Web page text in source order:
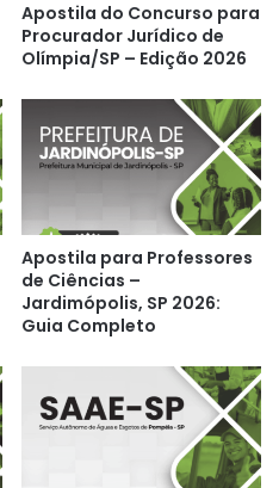
Apostila do Concurso para
Procurador Jurídico de
Olímpia/SP – Edição 2026
Apostila para Professores
de Ciências –
Jardimópolis, SP 2026:
Guia Completo